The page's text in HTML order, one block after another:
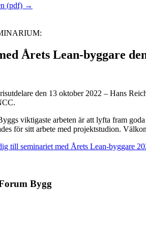
(pdf) →
Årets Lean-byggare
den 13 oktober 2022 – Hans
viktigaste arbeten är att lyfta fram
för sitt arbete med projektstudion.
till seminariet med Årets Lean-byggare
Bygg